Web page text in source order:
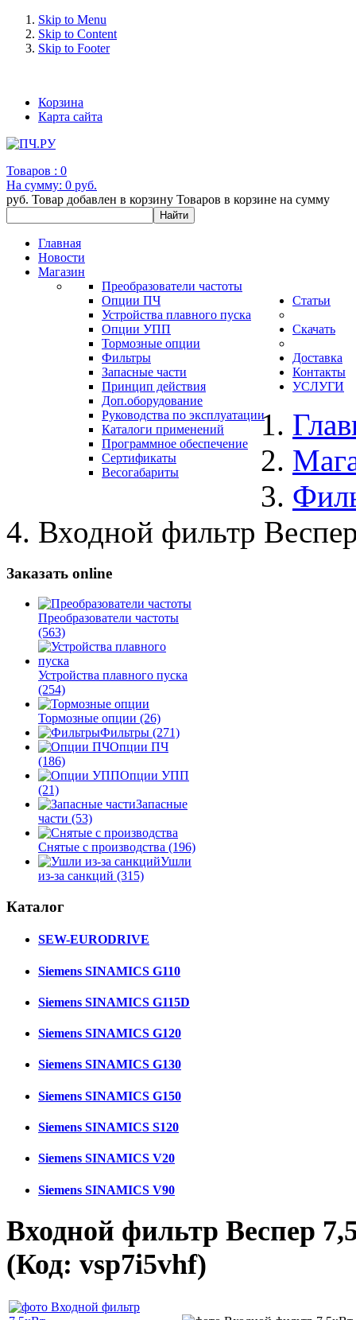
Skip to Menu
Skip to Content
Skip to Footer
Корзина
Карта сайта
Товаров : 0
На сумму: 0 руб.
руб. Товар добавлен в корзину Товаров в корзине на сумму
Главная
Новости
Магазин
Преобразователи частоты
Опции ПЧ
Устройства плавного пуска
Опции УПП
Тормозные опции
Фильтры
Запасные части
Статьи
Принцип действия
Доп.оборудование
Скачать
Руководства по эксплуатации
Каталоги применений
Программное обеспечение
Сертификаты
Весогабариты
Доставка
Контакты
УСЛУГИ
Входной фильтр
Заказать online
Преобразователи частоты
(563)
Устройства плавного пуска
(254)
Тормозные опции (26)
Фильтры (271)
Опции ПЧ
(186)
Опции УПП
(21)
Запасные
части (53)
Снятые с производства (196)
Ушли
из-за санкций (315)
Каталог
SEW-EURODRIVE
Siemens SINAMICS G110
Siemens SINAMICS G115D
Siemens SINAMICS G120
Siemens SINAMICS G130
Siemens SINAMICS G150
Siemens SINAMICS S120
Siemens SINAMICS V20
Siemens SINAMICS V90
Входной фильтр Веспер
(Код: vsp7i5vhf)